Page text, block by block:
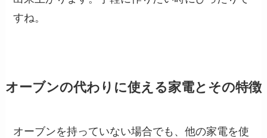
すね。
オーブンの代わりに使える家電とその特徴
オーブンを持っていない場合でも、他の家電を使